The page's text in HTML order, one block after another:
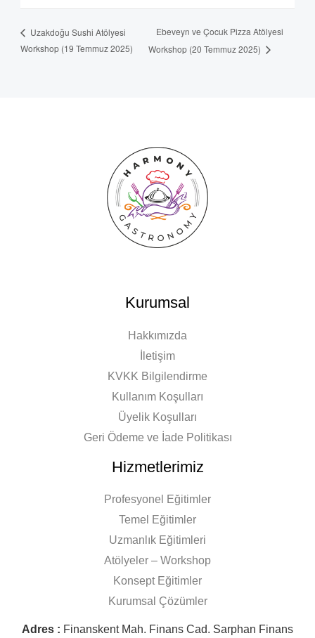
Uzakdoğu Sushi Atölyesi
Workshop (19 Temmuz 2025)
Ebeveyn ve Çocuk Pizza Atölyesi
Workshop (20 Temmuz 2025)
Kurumsal
Hakkımızda
İletişim
KVKK Bilgilendirme
Kullanım Koşulları
Üyelik Koşulları
Geri Ödeme ve İade Politikası
Hizmetlerimiz
Profesyonel Eğitimler
Temel Eğitimler
Uzmanlık Eğitimleri
Atölyeler – Workshop
Konsept Eğitimler
Kurumsal Çözümler
Adres : Finanskent Mah. Finans Cad. Sarphan Finans